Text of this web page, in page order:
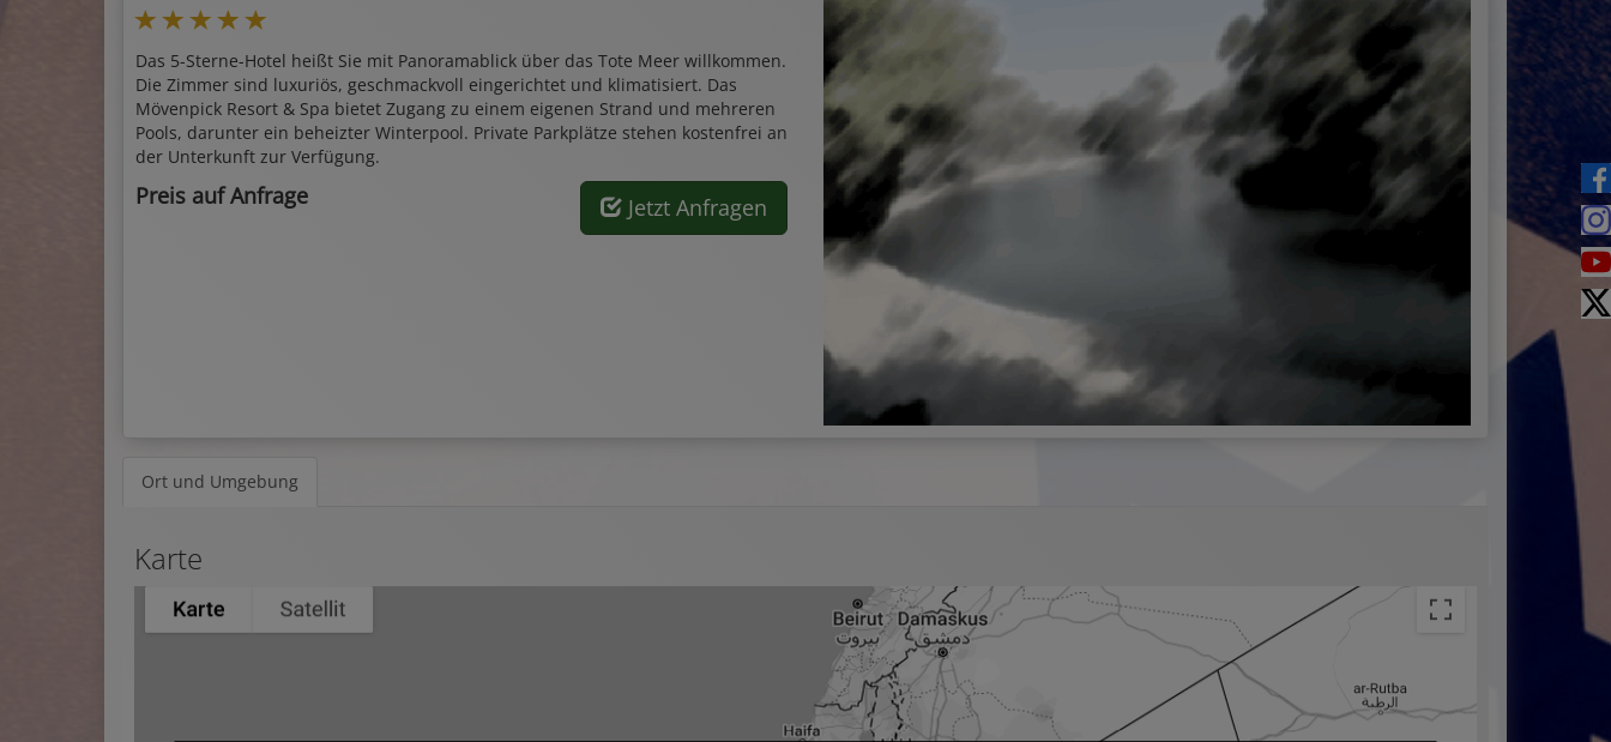
Das 5-Sterne-Hotel heißt Sie mit Panoramablick über das Tote Meer willkommen.
Die Zimmer sind luxuriös, geschmackvoll eingerichtet und klimatisiert. Das
Mövenpick Resort & Spa bietet Zugang zu einem eigenen Strand und mehreren
Pools, darunter ein beheizter Winterpool. Private Parkplätze stehen kostenfrei an
der Unterkunft zur Verfügung.
Preis auf Anfrage Jetzt Anfragen
Ort und Umgebung
Karte